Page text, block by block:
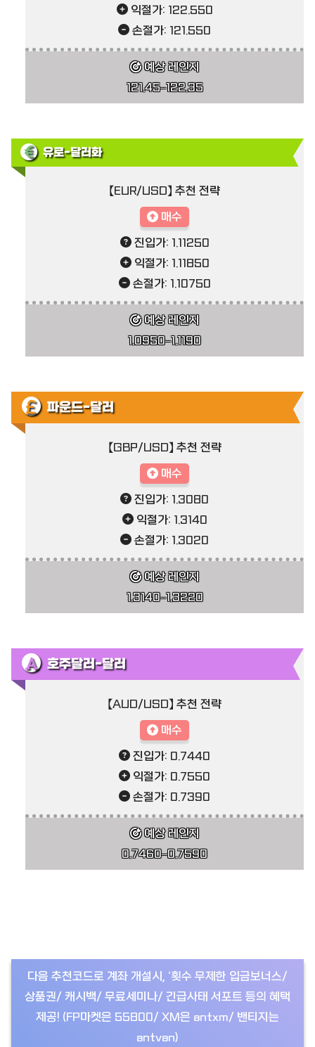
익절가: 122.550
손절가: 121.550
예상 레인지
121.45–122.35
유로-달러화
【EUR/USD】 추천 전략
매수
진입가: 1.11250
익절가: 1.11850
손절가: 1.10750
예상 레인지
1.0950–1.1190
파운드-달러
【GBP/USD】 추천 전략
매수
진입가: 1.3080
익절가: 1.3140
손절가: 1.3020
예상 레인지
1.3140–1.3220
호주달러-달러
【AUD/USD】 추천 전략
매수
진입가: 0.7440
익절가: 0.7550
손절가: 0.7390
예상 레인지
0.7460–0.7590
다음 추천코드로 계좌 개설시, ‘횟수 무제한 입금보너스/
상품권/ 캐시백/ 무료세미나/ 긴급사태 서포트 등의 혜택
제공! (FP마켓은 55800/ XM은 antxm/ 밴티지는
antvan)